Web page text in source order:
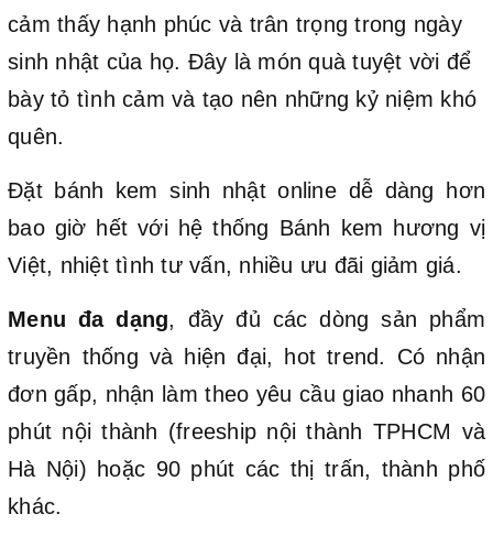
cảm thấy hạnh phúc và trân trọng trong ngày
sinh nhật của họ. Đây là món quà tuyệt vời để
bày tỏ tình cảm và tạo nên những kỷ niệm khó
quên.
Đặt bánh kem sinh nhật online dễ dàng hơn
bao giờ hết với hệ thống Bánh kem hương vị
Việt, nhiệt tình tư vấn, nhiều ưu đãi giảm giá.
Menu đa dạng, đầy đủ các dòng sản phẩm
truyền thống và hiện đại, hot trend. Có nhận
đơn gấp, nhận làm theo yêu cầu giao nhanh 60
phút nội thành (freeship nội thành TPHCM và
Hà Nội) hoặc 90 phút các thị trấn, thành phố
khác.